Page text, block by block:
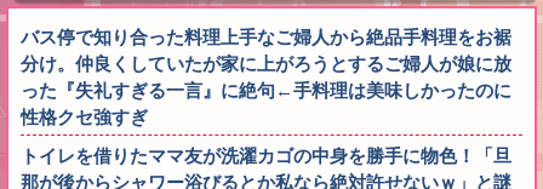
バス停で知り合った料理上手なご婦人から絶品手料理をお裾
分け。仲良くしていたが家に上がろうとするご婦人が娘に放
った『失礼すぎる一言』に絶句←手料理は美味しかったのに
性格クセ強すぎ
トイレを借りたママ友が洗濯カゴの中身を勝手に物色！「旦
那が後からシャワー浴びるとか私なら絶対許せないｗ」と謎